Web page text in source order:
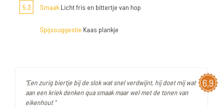
5,3 Smaak Licht fris en bittertje van hop
Spijssuggestie Kaas plankje
6,9
"Een zurig biertje bij de slok wat snel verdwijnt, hij doet mij wat
aan een kriek denken qua smaak maar wel met de tonen van
eikenhout "